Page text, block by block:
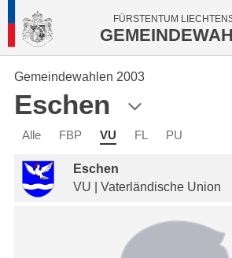
FÜRSTENTUM
Gemeindewahlen 2003
Eschen
Alle FBP VU FL PU
Eschen
VU | Vaterländische Union